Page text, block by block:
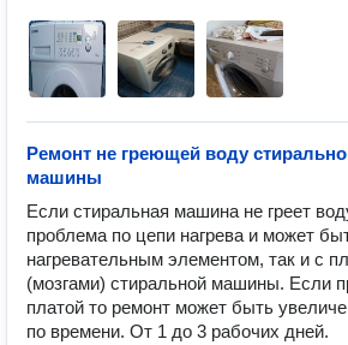
Ремонт не греющей воду
машины
Если стиральная машина не греет
проблема по цепи нагрева и может
нагревательным элементом, так и с
(мозгами) стиральной машины. Если
платой то ремонт может быть
по времени. От 1 до 3 рабочих дней.